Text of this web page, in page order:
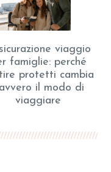
viaggio
famiglie: perché
protetti cambia
il modo di
viaggiare